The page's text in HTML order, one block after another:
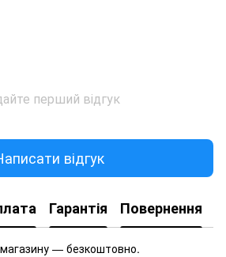
перший відгук
відгук
Гарантія Повернення
— безкоштовно.